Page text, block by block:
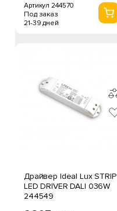
Артикул 244570
Под заказ
21-39 дней
Драйвер Ideal Lux STRIP
LED DRIVER DALI 036W
244549